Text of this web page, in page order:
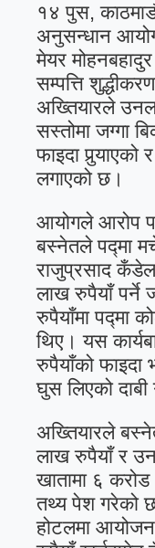
१४ पुस,
अनुसन्धान
मेयर
सम्पत्ति
अख्तियारले
सस्तोमा जग्गा
फाइदा
लगाएको छ।
आयोगले आरोप
बस्नेतले पद्मा
राजुप्रसाद
लाख रुपैयाँ पर्ने
रुपैयाँमा पद्मा
थिए। यस
रुपैयाँको
घुस लिएको दाबी
अख्तियारले
लाख रुपैयाँ र
खातामा ६
तथ्य पेश गरेको
होटलमा